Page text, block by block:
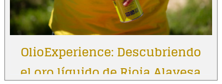
OlioExperience: Descubriendo
el oro líquido de Rioja Alavesa